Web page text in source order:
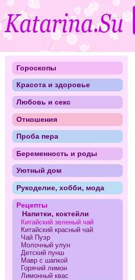
Гороскопы
Красота и здоровье
Любовь и секс
Отношения
Проба пера
Беременность и роды
Уютный дом
Рукоделие, хобби, мода
Рецепты
Напитки, коктейли
Китайский зеленый чай
Китайский красный чай
Чай Пуэр
Молочный улун
Детский пунш
Мавр с шапкой
Горячий лимон
Лимонный квас